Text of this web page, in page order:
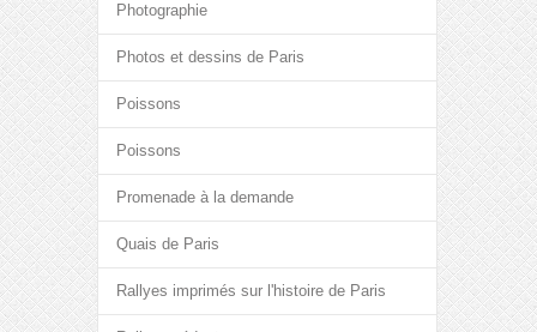
Photographie
Photos et dessins de Paris
Poissons
Poissons
Promenade à la demande
Quais de Paris
Rallyes imprimés sur l'histoire de Paris